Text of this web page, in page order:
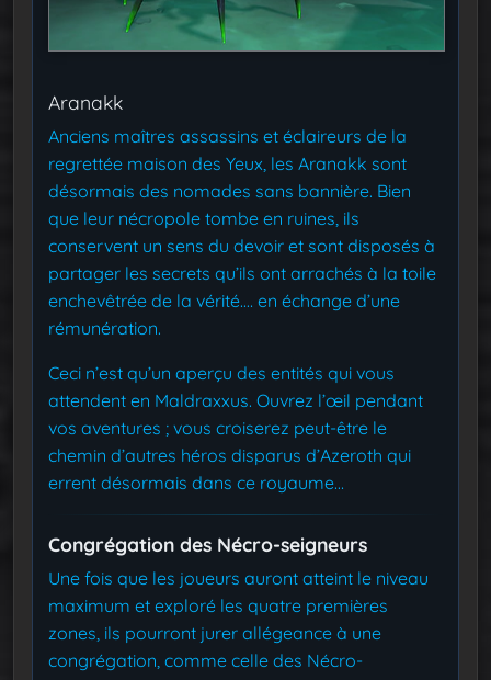
Aranakk
Anciens maîtres assassins et éclaireurs de la
regrettée maison des Yeux, les Aranakk sont
désormais des nomades sans bannière. Bien
que leur nécropole tombe en ruines, ils
conservent un sens du devoir et sont disposés à
partager les secrets qu’ils ont arrachés à la toile
enchevêtrée de la vérité.… en échange d’une
rémunération.
Ceci n’est qu’un aperçu des entités qui vous
attendent en Maldraxxus. Ouvrez l’œil pendant
vos aventures ; vous croiserez peut-être le
chemin d’autres héros disparus d’Azeroth qui
errent désormais dans ce royaume…
Congrégation des Nécro-seigneurs
Une fois que les joueurs auront atteint le niveau
maximum et exploré les quatre premières
zones, ils pourront jurer allégeance à une
congrégation, comme celle des Nécro-